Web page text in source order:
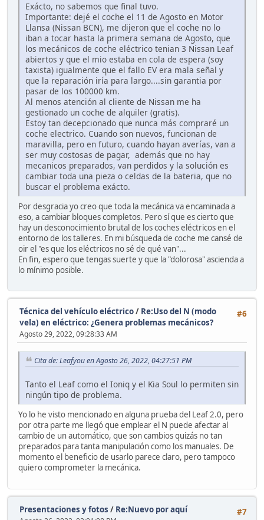
Exácto, no sabemos que final tuvo.
Importante: dejé el coche el 11 de Agosto en Motor
Llansa (Nissan BCN), me dijeron que el coche no lo
iban a tocar hasta la primera semana de Agosto, que
los mecánicos de coche eléctrico tenian 3 Nissan Leaf
abiertos y que el mio estaba en cola de espera (soy
taxista) igualmente que el fallo EV era mala señal y
que la reparación iría para largo....sin garantia por
pasar de los 100000 km.
Al menos atención al cliente de Nissan me ha
gestionado un coche de alquiler (gratis).
Estoy tan decepcionado que nunca más compraré un
coche electrico. Cuando son nuevos, funcionan de
maravilla, pero en futuro, cuando hayan averías, van a
ser muy costosas de pagar, además que no hay
mecanicos preparados, van perdidos y la solución es
cambiar toda una pieza o celdas de la bateria, que no
buscar el problema exácto.
Por desgracia yo creo que toda la mecánica va encaminada a
eso, a cambiar bloques completos. Pero sí que es cierto que
hay un desconocimiento brutal de los coches eléctricos en el
entorno de los talleres. En mi búsqueda de coche me cansé de
oir el "es que los eléctricos no sé de qué van"...
En fin, espero que tengas suerte y que la "dolorosa" ascienda a
lo mínimo posible.
#6
Técnica del vehículo eléctrico/ Re:Uso del N (modo
vela) en eléctrico: ¿Genera problemas mecánicos?
Agosto 29, 2022, 09:28:33 AM
Cita de: Leafyou en Agosto 26, 2022, 04:27:51 PM
Tanto el Leaf como el Ioniq y el Kia Soul lo permiten sin
ningún tipo de problema.
Yo lo he visto mencionado en alguna prueba del Leaf 2.0, pero
por otra parte me llegó que emplear el N puede afectar al
cambio de un automático, que son cambios quizás no tan
preparados para tanta manipulación como los manuales. De
momento el beneficio de usarlo parece claro, pero tampoco
quiero comprometer la mecánica.
#7
Presentaciones y fotos / Re:Nuevo por aquí